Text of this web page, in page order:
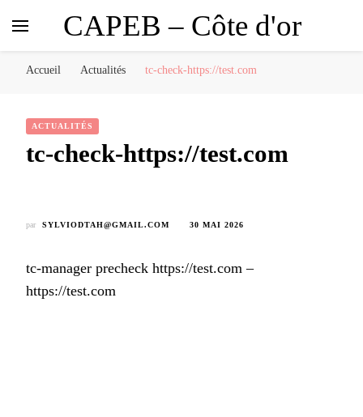
CAPEB – Côte d'or
Accueil Actualités tc-check-https://test.com
ACTUALITÉS
tc-check-https://test.com
par SYLVIODTAH@GMAIL.COM 30 MAI 2026
tc-manager precheck https://test.com –
https://test.com